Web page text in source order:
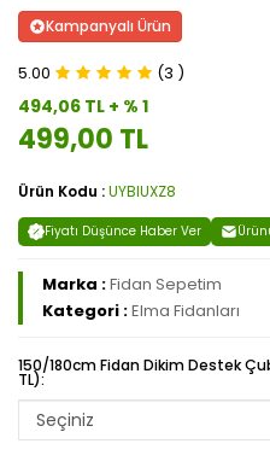
Kampanyalı Ürün
5.00 (3 )
494,06 TL + % 1
499,00 TL
Ürün Kodu :UYBIUXZ8
Fiyatı Düşünce Haber Ver
Marka :Fidan Sepetim
Kategori :Elma Fidanları
150/180cm Fidan Dikim Destek
TL):